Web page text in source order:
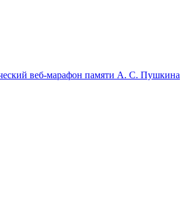
веб-марафон памяти А. С. Пушкина